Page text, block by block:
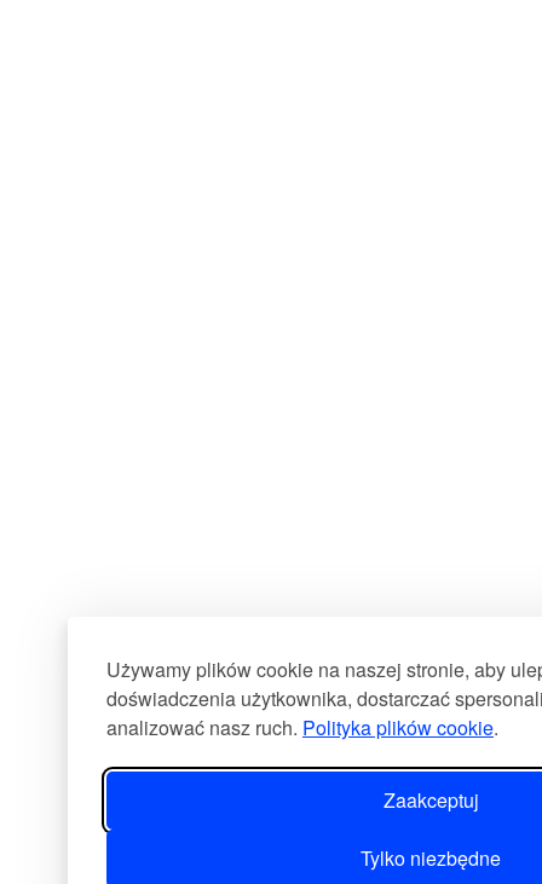
Używamy plików cookie na naszej stronie, aby
doświadczenia użytkownika, dostarczać
analizować nasz ruch. Polityka plików cookie.
Zaakceptuj
Tylko niezbędne